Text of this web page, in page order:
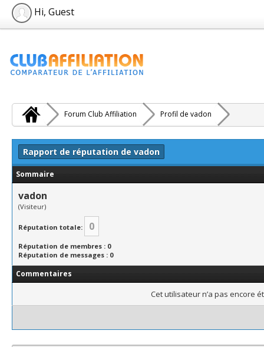
Hi, Guest
Forum Club Affiliation Profil de vadon
Rapport de réputation de vadon
Sommaire
vadon
(Visiteur)
Réputation totale: 0
Réputation de membres : 0
Réputation de messages : 0
Commentaires
Cet utilisateur n’a pas encore